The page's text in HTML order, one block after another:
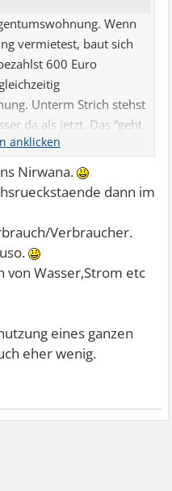
Wenn
vermietest, baut sich
600 Euro
Unterm Strich stehst
da als jetzt. Das “geht
Nirwana.
dann im
Verbraucher.
von Wasser,Strom etc
eines ganzen
eher wenig.